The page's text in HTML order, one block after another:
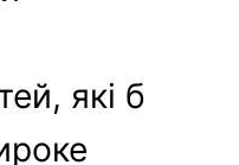
які б